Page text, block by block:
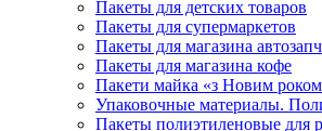
Пакеты для детских товаров
Пакеты для супермаркетов
Пакеты для магазина
Пакеты для магазина кофе
Пакети майка «з Новим роком
Упаковочные материалы.
Пакеты полиэтиленовые для